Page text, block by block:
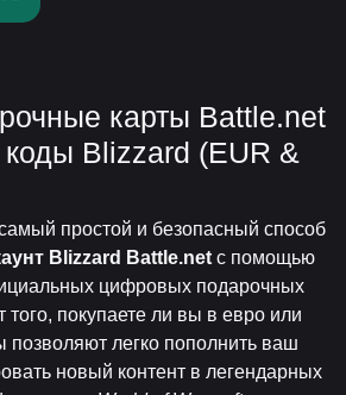
карты Battle.net
Blizzard (EUR &
простой и безопасный способ
Blizzard Battle.net с помощью
цифровых подарочных
того, покупаете ли вы в евро или
позволяют легко пополнить ваш
новый контент в легендарных